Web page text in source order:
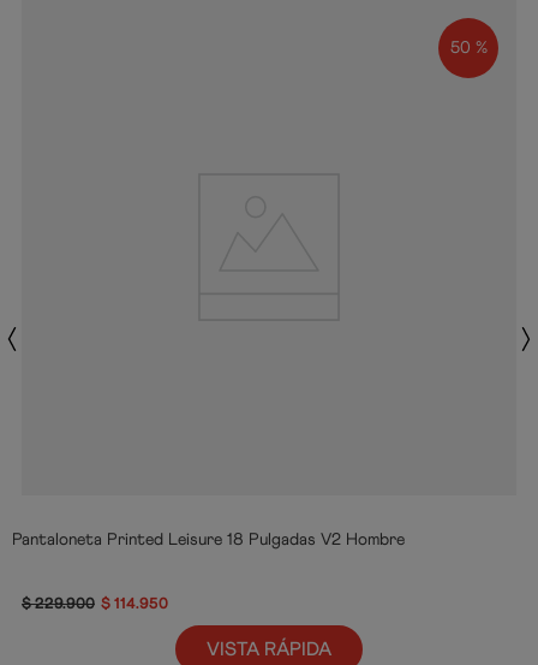
50 %
Pantaloneta Printed Leisure 18 Pulgadas V2 Hombre
$229.900 $ 114.950
VISTA RÁPIDA